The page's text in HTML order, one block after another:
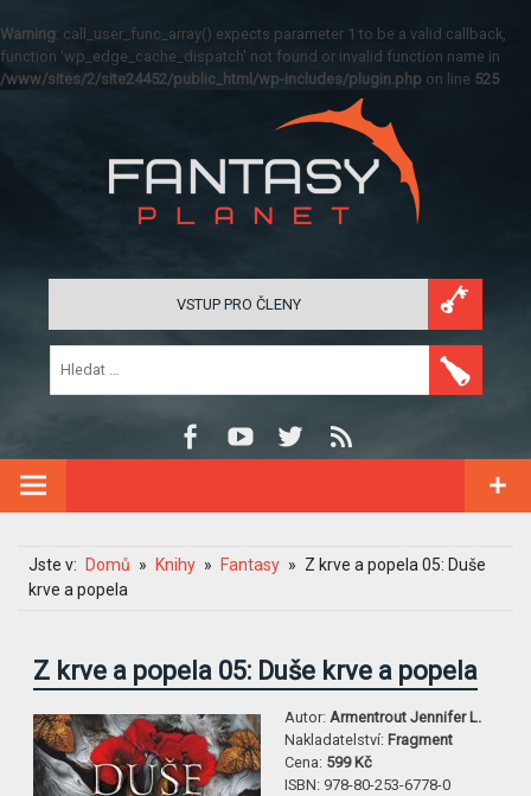
Warning: call_user_func_array() expects parameter 1 to be a valid callback,
function 'wp_edge_cache_dispatch' not found or invalid function name in
/www/sites/2/site24452/public_html/wp-includes/plugin.php on line 525
VSTUP PRO ČLENY
Jste v: Domů Knihy Fantasy
Z krve a popela 05: Duše
krve a popela
Z krve a popela 05: Duše krve a popela
Autor: Armentrout Jennifer L.
Nakladatelství:Fragment
Cena: 599 Kč
ISBN: 978-80-253-6778-0